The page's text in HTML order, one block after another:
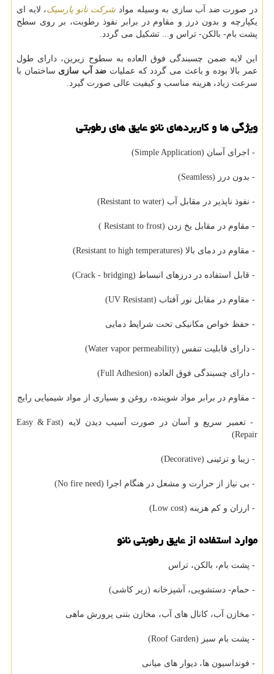
در صورت ضد آب سازی به وسیله مواد شرکت نانو پارسیک، لایه ای
یکپارچه و بدون درز و مقاوم در برابر نفوذ رطوبت، بر روی سطح
پشت بام- بالکن- تراس و... تشکیل می گردد.
این لایه ضمن چسبندگی فوق العاده به سطوح زیرین، دارای طول
عمر بالا بوده و باعث می گردد که عملیات ضد آب سازی ساختمان با
سرعت زیاد، هزینه مناسب و کیفیت عالی صورت گیرد.
ویژگی ها و کاربردهای نانو عایق های رطوبتی
- اجرای آسان (Simple Application)
- بدون درز (Seamless)
- نفوذ ناپذیر در مقابل آب (Resistant to water)
- مقاوم در مقابل یخ زدن (Resistant to frost )
- مقاوم در دمای بالا (Resistant to high temperatures)
- قابل استفاده در درزهای انبساط (Crack - bridging)
- مقاوم در مقابل نور آفتاب (UV Resistant)
- حفظ خواص مکانیکی تحت شرایط دمایی
- دارای قابلیت تنفس (Water vapor permeability)
- دارای چسبندگی فوق العاده (Full Adhesion)
- مقاوم در برابر مواد شوینده، روغن و بسیاری از مواد شیمیایی رایج
- تعمیر سریع و آسان در صورت آسیب دیدن لایه (Easy & Fast
Repair)
- زیبا و تزئینی (Decorative)
- بی نیاز از حرارت و مشعل در هنگام اجرا (No fire need)
- ارزان و کم هزینه (Low cost)
موارد استفاده از عایق رطوبتی نانو
- پشت بام، بالکن، تراس
- حمام- دستشویی، آشپزخانه (زیر کاشی)
- مخازن آب، کانال های آب، مخازن بتنی پرورش ماهی
- پشت بام سبز (Roof Garden)
- فونداسیون ها، دیوار های میانی